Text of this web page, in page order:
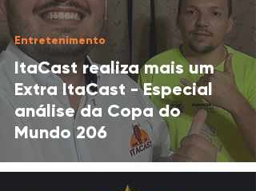
ItaCast realiza mais um
Extra ItaCast - Especial
análise da Copa do
Mundo 206
Entretenimento